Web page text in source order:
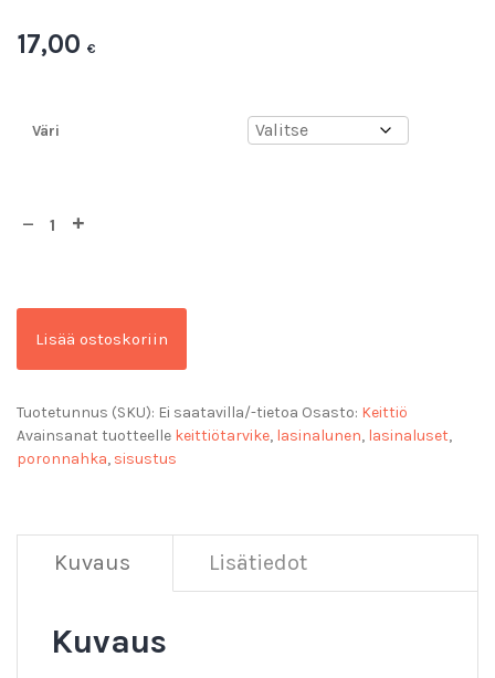
17,00 €
Väri
Lisää ostoskoriin
Tuotetunnus (SKU): Ei saatavilla/-tietoa Osasto: Keittiö
Avainsanat tuotteelle keittiötarvike, lasinalunen, lasinaluset,
poronnahka, sisustus
Kuvaus Lisätiedot
Kuvaus